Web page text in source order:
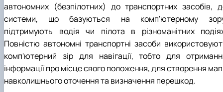
автономних (безпілотних) до транспортних засобів,
системи, що базуються на комп'ютерному
підтримують водія чи пілота в різноманітних
Повністю автономні транспортні засоби
комп'ютерний зір для навігації, тобто для
інформації про місце свого положення, для створення
навколишнього оточення та визначення перешкод.